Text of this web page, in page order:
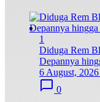
1
Diduga Rem
Depannya
6 August,
0